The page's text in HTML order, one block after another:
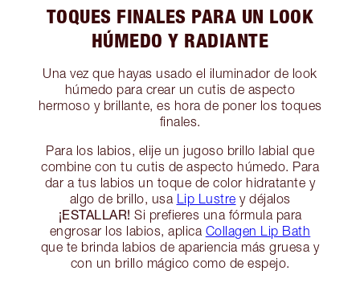
TOQUES FINALES PARA UN LOOK
HÚMEDO Y RADIANTE
Una vez que hayas usado el iluminador de look
húmedo para crear un cutis de aspecto
hermoso y brillante, es hora de poner los toques
finales.
Para los labios, elije un jugoso brillo labial que
combine con tu cutis de aspecto húmedo. Para
dar a tus labios un toque de color hidratante y
algo de brillo, usa Lip Lustre y déjalos
¡ESTALLAR! Si prefieres una fórmula para
engrosar los labios, aplica Collagen Lip Bath
que te brinda labios de apariencia más gruesa y
con un brillo mágico como de espejo.